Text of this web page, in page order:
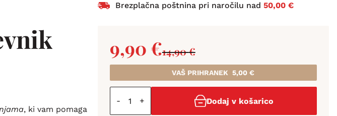
, ki vam pomaga
Brezplačna poštnina pri naročilu nad 50,00 €
14,90€
9,90 €
VAŠ PRIHRANEK5,00€
- + Dodaj v košarico